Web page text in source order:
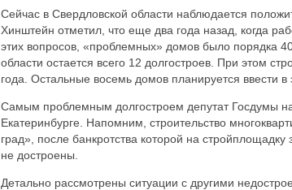
Сейчас в Свердловской области наблюдается
Хинштейн отметил, что еще два года назад, когда
этих вопросов, «проблемных» домов было порядка
области остается всего 12 долгостроев. При этом
года. Остальные восемь домов планируется ввести
Самым проблемным долгостроем депутат Госдумы
Екатеринбурге. Напомним, строительство
град», после банкротства которой на
не достроены.
Детально рассмотрены ситуации с другими